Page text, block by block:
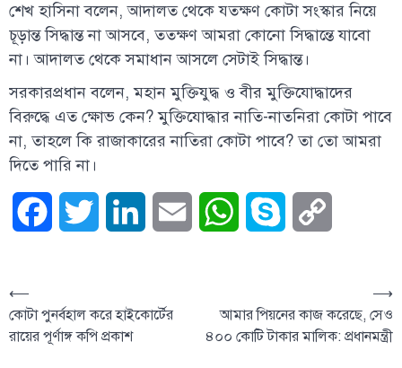
শেখ হাসিনা বলেন, আদালত থেকে যতক্ষণ কোটা সংস্কার নিয়ে
চূড়ান্ত সিদ্ধান্ত না আসবে, ততক্ষণ আমরা কোনো সিদ্ধান্তে যাবো
না। আদালত থেকে সমাধান আসলে সেটাই সিদ্ধান্ত।
সরকারপ্রধান বলেন, মহান মুক্তিযুদ্ধ ও বীর মুক্তিযোদ্ধাদের
বিরুদ্ধে এত ক্ষোভ কেন? মুক্তিযোদ্ধার নাতি-নাতনিরা কোটা পাবে
না, তাহলে কি রাজাকারের নাতিরা কোটা পাবে? তা তো আমরা
দিতে পারি না।
FacebookTwitter LinkedIn Email WhatsAppSkype
⟵
কোটা পুনর্বহাল করে‌ হাইকোর্টের
রায়ের পূর্ণাঙ্গ কপি প্রকাশ
আমার পিয়নের কাজ করেছে, সেও
৪০০ কোটি টাকার মালিক: প্রধানমন্ত্রী
⟶